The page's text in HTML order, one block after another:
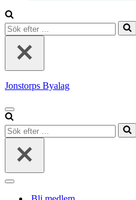
Sök
efter
Jonstorps Byalag
Navigeringsmeny
Sök
efter
Navigeringsmeny